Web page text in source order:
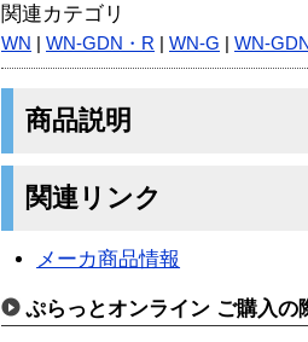
関連カテゴリ
WN WN-GDN・R WN-G WN-
商品説明
関連リンク
メーカ商品情報
ぷらっとオンライン ご購入の